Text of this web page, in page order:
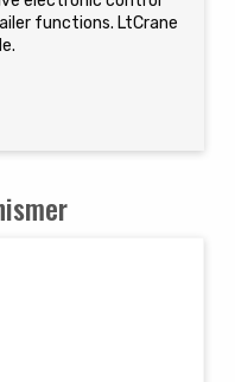
functions. LtCrane